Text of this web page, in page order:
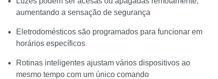
aumentando a sensação de segurança
Eletrodomésticos são programados para funcionar em
horários específicos
Rotinas inteligentes ajustam vários dispositivos ao
mesmo tempo com um único comando